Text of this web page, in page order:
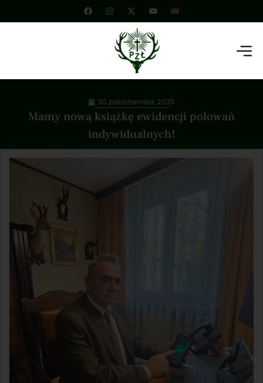
Mamy nową książkę ewidencji polowań
indywidualnych!
30 października, 2025